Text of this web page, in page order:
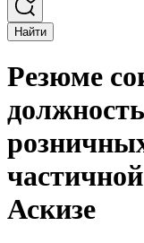
Найти
Резюме
Аскизе